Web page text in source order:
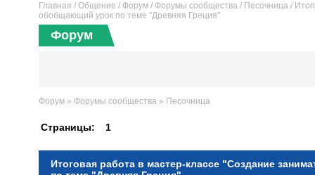
Главная / Общение / Форум / Форумы сообщества / Песочница /
обобщающий урок по теме "Древняя Греция"
Форум
Форум » Форумы сообщества » Песочница
Страницы: 1
Итоговая работа в мастер-классе "Создание